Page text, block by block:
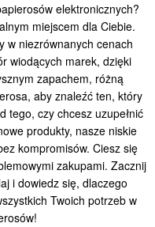
elektronicznych?
miejscem dla Ciebie.
w niezrównanych cenach
wiodących marek, dzięki
zapachem, różną
aby znaleźć ten, który
tego, czy chcesz uzupełnić
produkty, nasze niskie
kompromisów. Ciesz się
zakupami. Zacznij
i dowiedz się, dlaczego
Twoich potrzeb w